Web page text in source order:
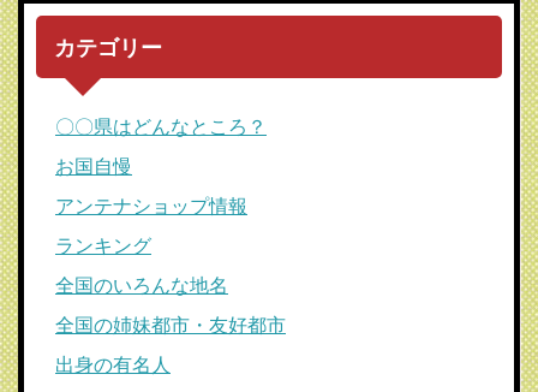
カテゴリー
〇〇県はどんなところ？
お国自慢
アンテナショップ情報
ランキング
全国のいろんな地名
全国の姉妹都市・友好都市
出身の有名人